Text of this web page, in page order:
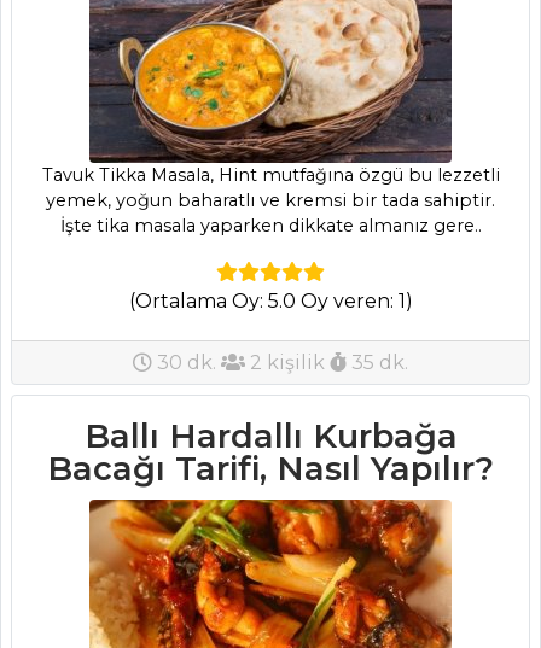
Tavuk Tikka Masala, Hint mutfağına özgü bu lezzetli
yemek, yoğun baharatlı ve kremsi bir tada sahiptir.
İşte tika masala yaparken dikkate almanız gere..
(Ortalama Oy: 5.0 Oy veren: 1)
30 dk. 2 kişilik 35 dk.
Ballı Hardallı Kurbağa
Bacağı Tarifi, Nasıl Yapılır?